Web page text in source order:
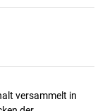
versammelt in